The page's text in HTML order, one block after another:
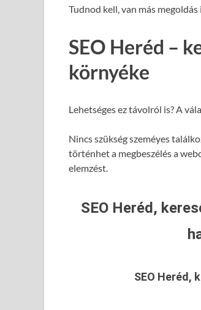
Tudnod kell, van más
SEO Heréd –
környéke
Lehetséges ez távolról is? A
Nincs szükség szeméyes
történhet a megbeszélés a
elemzést.
SEO Heréd,
SEO Heréd,